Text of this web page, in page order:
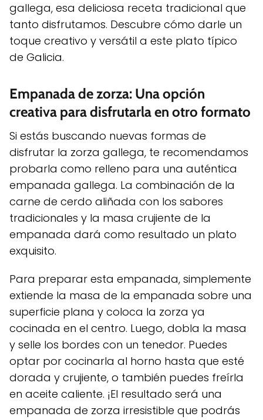
gallega, esa deliciosa receta tradicional que
tanto disfrutamos. Descubre cómo darle un
toque creativo y versátil a este plato típico
de Galicia.
Empanada de zorza: Una opción
creativa para disfrutarla en otro formato
Si estás buscando nuevas formas de
disfrutar la zorza gallega, te recomendamos
probarla como relleno para una auténtica
empanada gallega. La combinación de la
carne de cerdo aliñada con los sabores
tradicionales y la masa crujiente de la
empanada dará como resultado un plato
exquisito.
Para preparar esta empanada, simplemente
extiende la masa de la empanada sobre una
superficie plana y coloca la zorza ya
cocinada en el centro. Luego, dobla la masa
y selle los bordes con un tenedor. Puedes
optar por cocinarla al horno hasta que esté
dorada y crujiente, o también puedes freírla
en aceite caliente. ¡El resultado será una
empanada de zorza irresistible que podrás